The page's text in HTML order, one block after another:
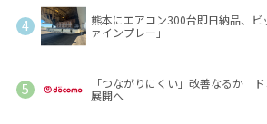
熊本にエアコン300台即日納品、ビ
ァインプレー」
「つながりにくい」改善なるか
展開へ